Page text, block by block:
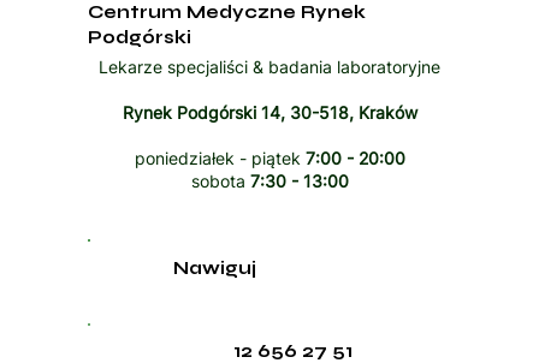
Centrum Medyczne Rynek
Podgórski
Lekarze specjaliści & badania laboratoryjne
Rynek Podgórski 14, 30-518, Kraków
poniedziałek - piątek 7:00 - 20:00
sobota 7:30 - 13:00
12 656 27 51
Nawiguj